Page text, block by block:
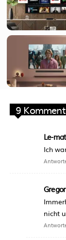
9
Le-
Ich
Gregor
nicht